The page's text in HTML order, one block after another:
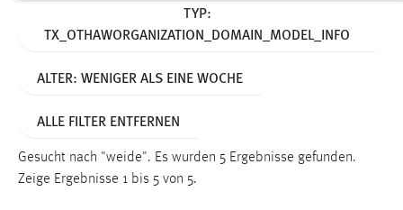
TYP:
TX_OTHAWORGANIZATION_DOMAIN_MODEL_INFO
ALTER: WENIGER ALS EINE WOCHE
ALLE FILTER ENTFERNEN
Gesucht nach "weide". Es wurden 5 Ergebnisse gefunden.
Zeige Ergebnisse 1 bis 5 von 5.
Notwendige Cookies ermöglichen grundlegende
Funktionen und sind für die einwandfreie Funktion der
cookie_consent
Zweck: